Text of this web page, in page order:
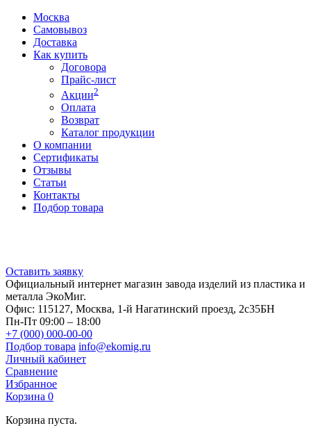
Москва
Самовывоз
Доставка
Как купить
Договора
Прайс-лист
Акции2
Оплата
Возврат
Каталог продукции
О компании
Сертификаты
Отзывы
Статьи
Контакты
Подбор товара
Оставить заявку
Официальный интернет магазин завода изделий из пластика и
металла ЭкоМиг.
Офис: 115127, Москва, 1-й Нагатинский проезд, 2с35БН
Пн-Пт 09:00 – 18:00
+7 (000) 000-00-00
Подбор товара info@ekomig.ru
Личный кабинет
Сравнение
Избранное
Корзина 0
Корзина пуста.